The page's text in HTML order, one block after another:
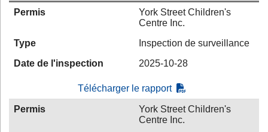
Permis
York Street Children's
Centre Inc.
Type
Inspection de surveillance
Date de l'inspection
2025-10-28
Télécharger le rapport
Permis
York Street Children's
Centre Inc.